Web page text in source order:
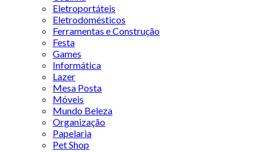
Eletroportáteis
Eletrodomésticos
Ferramentas e Construção
Festa
Games
Informática
Lazer
Mesa Posta
Móveis
Mundo Beleza
Organização
Papelaria
Pet Shop